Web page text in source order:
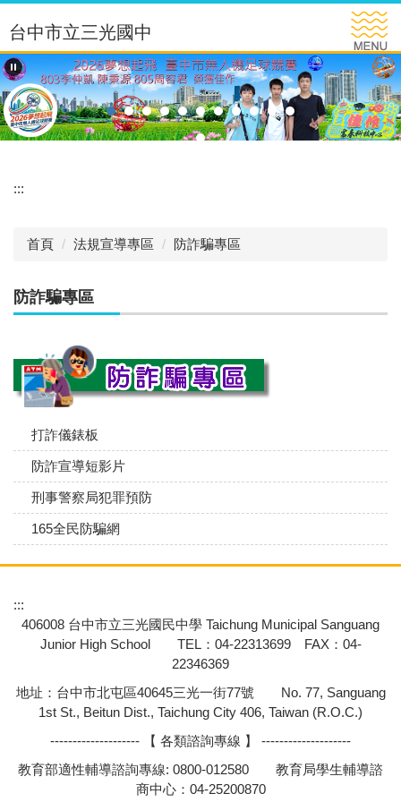
到
主
要
內
容
區
台中市立三光國中
:::
首頁 法規宣導專區 防詐騙專區
防詐騙專區
打詐儀錶板
防詐宣導短影片
刑事警察局犯罪預防
165全民防騙網
:::
406008 台中市立三光國民中學 Taichung Municipal Sanguang
Junior High School TEL：04-22313699 FAX：04-
22346369
地址：台中市北屯區40645三光一街77號 No. 77, Sanguang
1st St., Beitun Dist., Taichung City 406, Taiwan (R.O.C.)
-------------------- 【 各類諮詢專線 】 --------------------
教育部適性輔導諮詢專線: 0800-012580 教育局學生輔導諮
商中心：04-25200870